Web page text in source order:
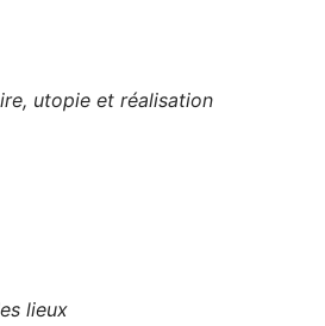
utopie et réalisation
lieux